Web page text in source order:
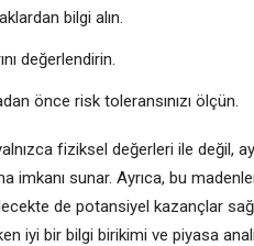
bilgi alın.
değerlendirin.
önce risk toleransınızı ölçün.
fiziksel değerleri ile değil,
imkanı sunar. Ayrıca, bu
de potansiyel kazançlar
iyi bir bilgi birikimi ve piyasa